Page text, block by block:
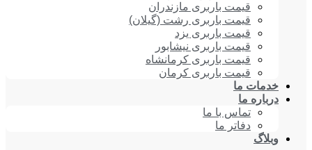
قیمت باربری مازندران
قیمت باربری رشت (گیلان)
قیمت باربری یزد
قیمت باربری نیشابور
قیمت باربری کرمانشاه
قیمت باربری کرمان
خدمات ما
درباره ما
تماس با ما
دفاتر ما
وبلاگ